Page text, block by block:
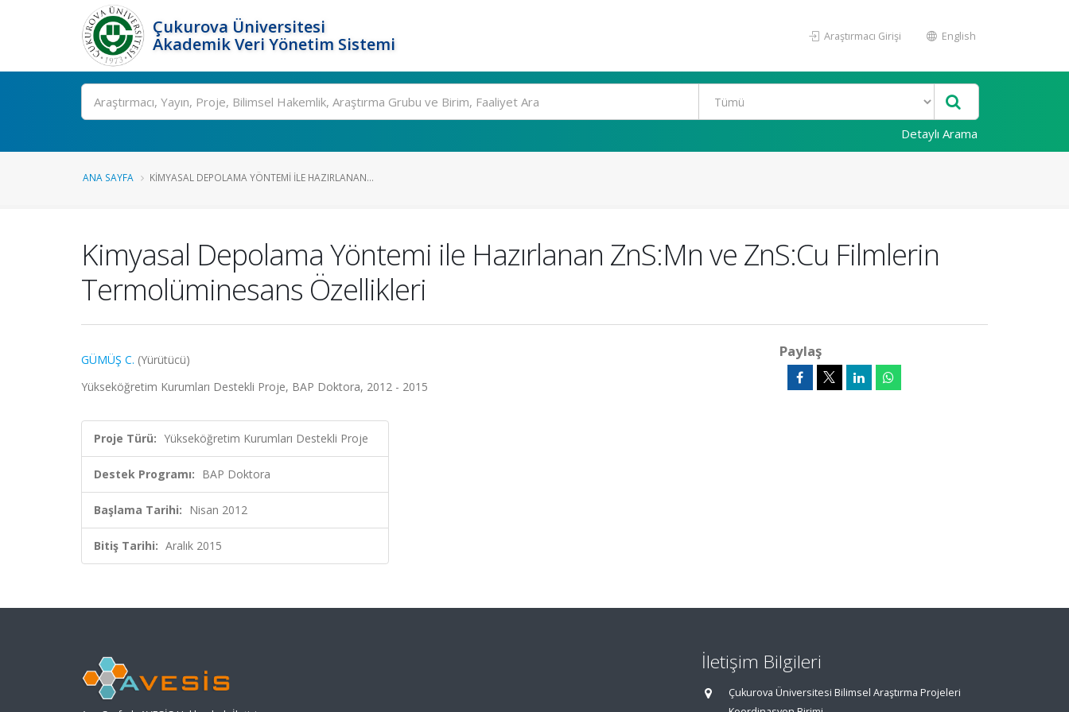
Çukurova Üniversitesi
Akademik Veri Yönetim Sistemi
Araştırmacı Girişi English
Ara
Detaylı Arama
ANA SAYFA KIMYASAL DEPOLAMA YÖNTEMI ILE HAZIRLANAN...
Kimyasal Depolama Yöntemi ile Hazırlanan ZnS:Mn ve ZnS:Cu Filmlerin
Termolüminesans Özellikleri
GÜMÜŞ C. (Yürütücü)
Yükseköğretim Kurumları Destekli Proje, BAP Doktora, 2012 - 2015
Proje Türü: Yükseköğretim Kurumları Destekli Proje
Destek Programı: BAP Doktora
Başlama Tarihi: Nisan 2012
Bitiş Tarihi: Aralık 2015
Paylaş
İletişim Bilgileri
Çukurova Üniversitesi Bilimsel Araştırma Projeleri